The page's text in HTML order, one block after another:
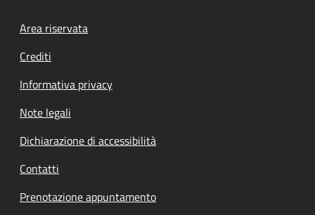
Footer menu
Area riservata
Crediti
Informativa privacy
Note legali
Dichiarazione di accessibilità
Contatti
Prenotazione appuntamento